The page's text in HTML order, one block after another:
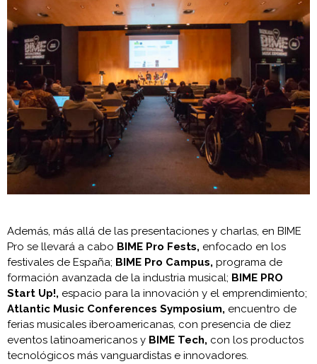
Además, más allá de las presentaciones y charlas, en BIME
Pro se llevará a cabo BIME Pro Fests, enfocado en los
festivales de España; BIME Pro Campus, programa de
formación avanzada de la industria musical; BIME PRO
Start Up!, espacio para la innovación y el emprendimiento;
Atlantic Music Conferences Symposium, encuentro de
ferias musicales iberoamericanas, con presencia de diez
eventos latinoamericanos y BIME Tech, con los productos
tecnológicos más vanguardistas e innovadores.